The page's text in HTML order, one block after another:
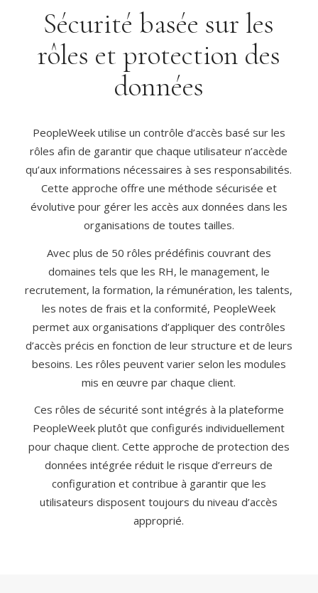
Sécurité basée sur les
rôles et protection des
données
PeopleWeek utilise un contrôle d’accès basé sur les
rôles afin de garantir que chaque utilisateur n’accède
qu’aux informations nécessaires à ses responsabilités.
Cette approche offre une méthode sécurisée et
évolutive pour gérer les accès aux données dans les
organisations de toutes tailles.
Avec plus de 50 rôles prédéfinis couvrant des
domaines tels que les RH, le management, le
recrutement, la formation, la rémunération, les talents,
les notes de frais et la conformité, PeopleWeek
permet aux organisations d’appliquer des contrôles
d’accès précis en fonction de leur structure et de leurs
besoins. Les rôles peuvent varier selon les modules
mis en œuvre par chaque client.
Ces rôles de sécurité sont intégrés à la plateforme
PeopleWeek plutôt que configurés individuellement
pour chaque client. Cette approche de protection des
données intégrée réduit le risque d’erreurs de
configuration et contribue à garantir que les
utilisateurs disposent toujours du niveau d’accès
approprié.